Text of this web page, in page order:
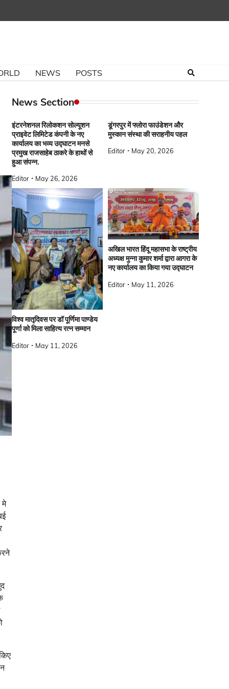
NEWS POSTS
मे
News Section
इंटरनेशनल रिलोकशन सोल्यूशन
प्राइवेट लिमिटेड कंपनी के नए
कार्यालय का भव्य उद्घाटन मनसे
प्रमुख राजसाहेब ठाकरे के हाथों से
हुआ संपन्न.
Editor May 26, 2026
डूंगरपुर में फ्लोरा फाउंडेशन और
मुस्कान संस्था की सराहनीय पहल
Editor May 20, 2026
विश्व मातृदिवस पर डॉ पूर्णिमा पाण्डेय
पूर्णा को मिला साहित्य रत्न सम्मान
Editor May 11, 2026
अखिल भारत हिंदू महासभा के राष्ट्रीय
अध्यक्ष मुन्ना कुमार शर्मा द्वारा आगरा के
नए कार्यालय का किया गया उद्घाटन
Editor May 11, 2026